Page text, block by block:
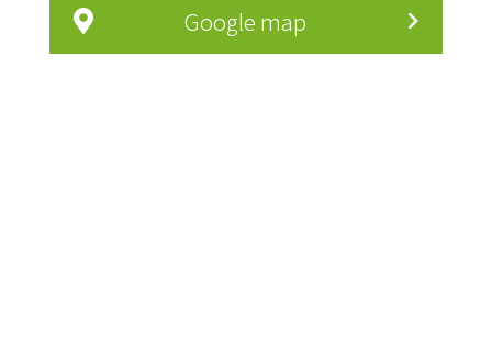
Google map